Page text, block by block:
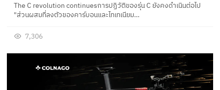
The C revolution continuesการปฏิวัติของรุ่น C ยังคงดำเนินต่อไป
"ส่วนผสมที่ลงตัวของคาร์บอนและไทเทเนียม…
7,306